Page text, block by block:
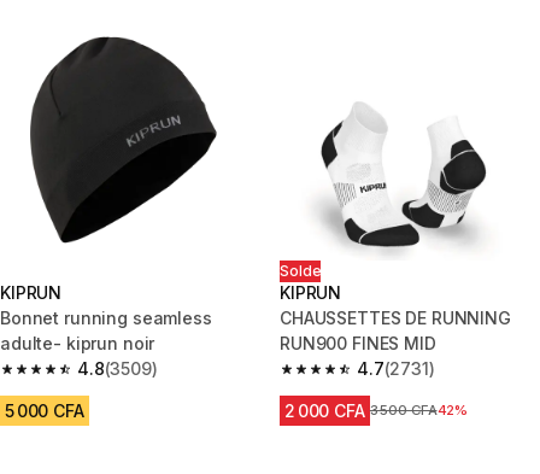
KIPRUN
Bonnet running seamless
adulte- kiprun noir
4.8
4.8 out of 5 stars from 3509 reviews
(3509)
5 000 CFA
Solde
KIPRUN
CHAUSSETTES DE RUNNING
RUN900 FINES MID
4.7
4.7 out of 5 stars from 2731
(2731)
2 000 CFA Prix avant réduction
3 500 CFA42%